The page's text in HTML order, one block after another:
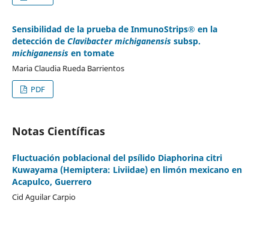
Sensibilidad de la prueba de InmunoStrips® en la
detección de Clavibacter michiganensissubsp.
michiganensisen tomate
Maria Claudia Rueda Barrientos
PDF
Notas Científicas
Fluctuación poblacional del psílido Diaphorina citri
Kuwayama (Hemiptera: Liviidae) en limón mexicano en
Acapulco, Guerrero
Cid Aguilar Carpio